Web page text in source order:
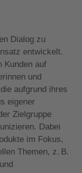
Dialog zu
entwickelt.
Kunden auf
und
aufgrund ihres
eigener
Zielgruppe
Dabei
im Fokus,
Themen, z. B.